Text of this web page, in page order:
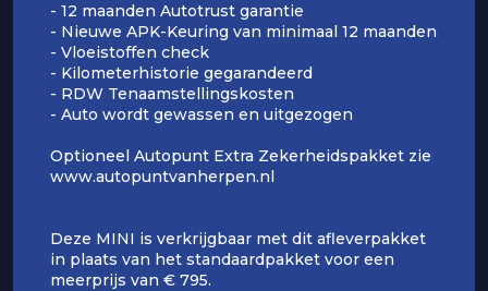
- 12 maanden Autotrust garantie
- Nieuwe APK-Keuring van minimaal 12 maanden
- Vloeistoffen check
- Kilometerhistorie gegarandeerd
- RDW Tenaamstellingskosten
- Auto wordt gewassen en uitgezogen
Optioneel Autopunt Extra Zekerheidspakket zie
www.autopuntvanherpen.nl
Deze MINI is verkrijgbaar met dit afleverpakket
in plaats van het standaardpakket voor een
meerprijs van € 795.